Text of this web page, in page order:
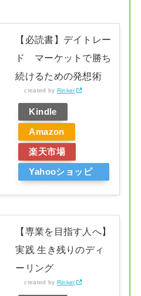
【必読書】デイトレー
ド マーケットで勝ち
続けるための発想術
created by Rinker
Kindle
Amazon
楽天市場
Yahooショッピ
【専業を目指す人へ】
実践 生き残りのディ
ーリング
created by Rinker